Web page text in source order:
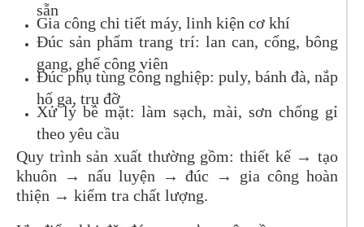
sẵn
Gia công chi tiết máy, linh kiện cơ khí
Đúc sản phẩm trang trí: lan can, cổng, bông
gang, ghế công viên
Đúc phụ tùng công nghiệp: puly, bánh đà, nắp
hố ga, trụ đỡ
Xử lý bề mặt: làm sạch, mài, sơn chống gỉ
theo yêu cầu
Quy trình sản xuất thường gồm: thiết kế → tạo
khuôn → nấu luyện → đúc → gia công hoàn
thiện → kiểm tra chất lượng.